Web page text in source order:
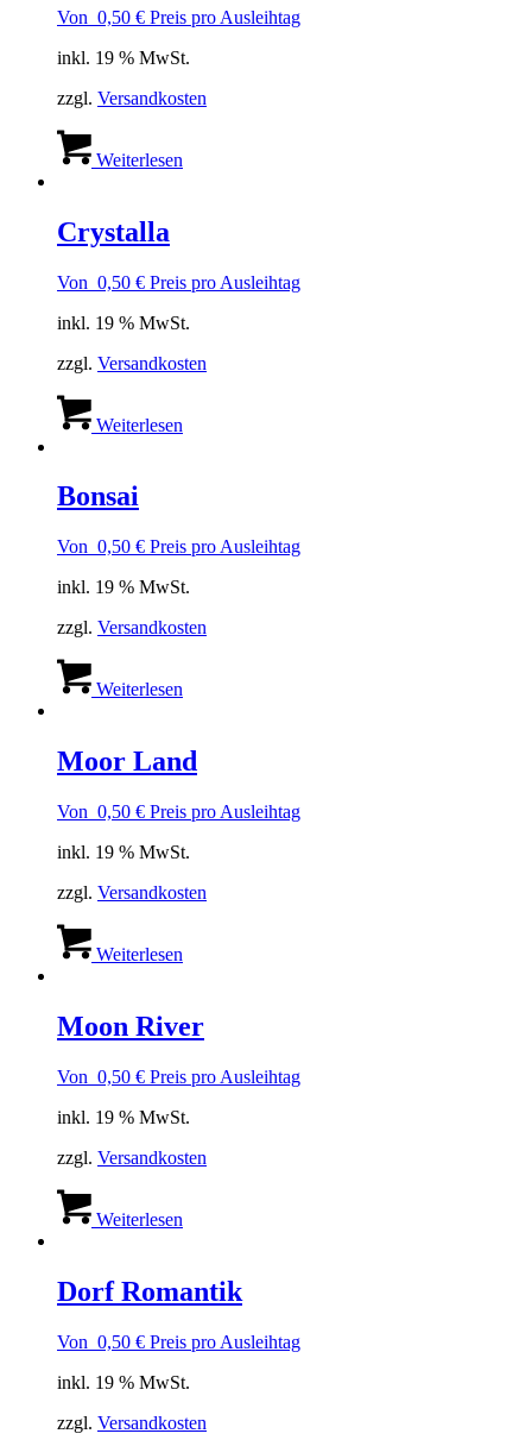
Von 0,50 € Preis pro Ausleihtag
inkl. 19 % MwSt.
zzgl. Versandkosten
Weiterlesen
Crystalla
Von 0,50 € Preis pro Ausleihtag
inkl. 19 % MwSt.
zzgl. Versandkosten
Weiterlesen
Bonsai
Von 0,50 € Preis pro Ausleihtag
inkl. 19 % MwSt.
zzgl. Versandkosten
Weiterlesen
Moor Land
Von 0,50 € Preis pro Ausleihtag
inkl. 19 % MwSt.
zzgl. Versandkosten
Weiterlesen
Moon River
Von 0,50 € Preis pro Ausleihtag
inkl. 19 % MwSt.
zzgl. Versandkosten
Weiterlesen
Dorf Romantik
Von 0,50 € Preis pro Ausleihtag
inkl. 19 % MwSt.
zzgl. Versandkosten